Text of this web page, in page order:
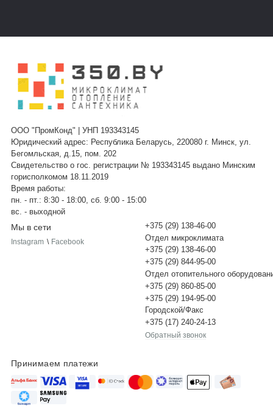
ООО "ПромКонд" | УНП 193343145
Юридический адрес: Республика Беларусь, 220080 г. Минск, ул.
Бегомльская, д.15, пом. 202
Свидетельство о гос. регистрации № 193343145 выдано Минским
горисполкомом 18.11.2019
Время работы:
пн. - пт.: 8:30 - 18:00, сб. 9:00 - 15:00
вс. - выходной
+375 (29) 138-46-00
Отдел микроклимата
+375 (29) 138-46-00
+375 (29) 844-95-00
Отдел отопительного
+375 (29) 860-85-00
+375 (29) 194-95-00
Городской/Факс
+375 (17) 240-24-13
Обратный звонок
Мы в сети
Instagram \ Facebook
Принимаем платежи